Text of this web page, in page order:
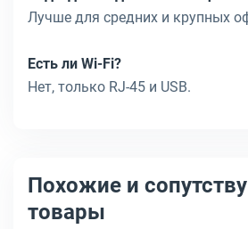
Лучше для средних и крупных
Есть ли Wi-Fi?
Нет, только RJ-45 и USB.
Похожие и
товары